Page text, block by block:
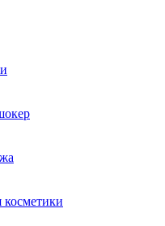
косметики